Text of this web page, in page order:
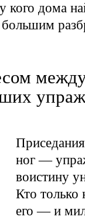
кого дома
большим
ног —
воистину
Кто только
его — и